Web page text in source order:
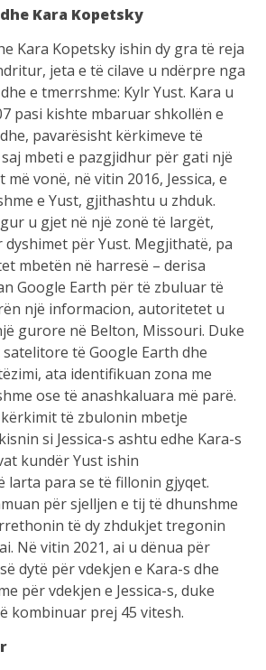
Kara Kopetsky
Kara Kopetsky ishin dy gra të reja
jeta e të cilave u ndërpre nga
e tmerrshme: Kylr Yust. Kara u
pasi kishte mbaruar shkollën e
pavarësisht kërkimeve të
mbeti e pazgjidhur për gati një
vonë, në vitin 2016, Jessica, e
e Yust, gjithashtu u zhduk.
u gjet në një zonë të largët,
për Yust. Megjithatë, pa
mbetën në harresë – derisa
Google Earth për të zbuluar të
një informacion, autoritetet u
gurore në Belton, Missouri. Duke
të Google Earth dhe
ata identifikuan zona me
ose të anashkaluara më parë.
të zbulonin mbetje
si Jessica-s ashtu edhe Kara-s
kundër Yust ishin
larta para se të fillonin gjyqet.
për sjelljen e tij të dhunshme
të dy zhdukjet tregonin
Në vitin 2021, ai u dënua për
dytë për vdekjen e Kara-s dhe
për vdekjen e Jessica-s, duke
kombinuar prej 45 vitesh.